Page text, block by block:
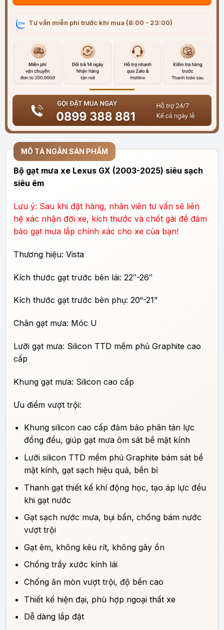
Tư vấn miễn phí trước khi mua (8:00 - 23:00)
MÔ TẢ NGẮN SẢN PHẨM
Bộ gạt mưa xe Lexus GX (2003-2025) siêu sạch
siêu êm
Lưu ý: Sau khi đặt hàng, nhân viên tư vấn sẽ liên
hệ xác nhận đời xe, kích thước và chốt gài để đảm
bảo gạt mưa lắp chính xác cho xe của bạn!
Thương hiệu: Vista
Kích thước gạt trước bên lái: 22″-26″
Kích thước gạt trước bên phụ: 20“-21”
Chân gạt mưa: Móc U
Lưỡi gạt mưa: Silicon TTD mềm phủ Graphite cao
cấp
Khung gạt mưa: Silicon cao cấp
Ưu điểm vượt trội:
Khung silicon cao cấp đảm bảo phân tán lực
đồng đều, giúp gạt mưa ôm sát bề mặt kính
Lưỡi silicon TTD mềm phủ Graphite bám sát bề
mặt kính, gạt sạch hiệu quả, bền bỉ
Thanh gạt thiết kế khí động học, tạo áp lực đều
khi gạt nước
Gạt sạch nước mưa, bụi bẩn, chống bám nước
vượt trội
Gạt êm, không kêu rít, không gây ồn
Chống trầy xước kính lái
Chống ăn mòn vượt trội, độ bền cao
Thiết kế hiện đại, phù hợp ngoại thất xe
Dễ dàng lắp đặt